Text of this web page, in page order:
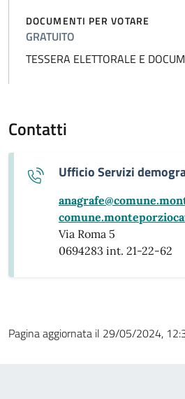
DOCUMENTI PER VOTARE
GRATUITO
TESSERA ELETTORALE E
Contatti
Ufficio Servizi
Via Roma 5
0694283 int. 21-22-62
Pagina aggiornata il 29/05/2024,